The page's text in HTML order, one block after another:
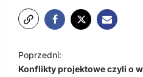
N
a
Poprzedni:
Konflikty projektowe czyli o